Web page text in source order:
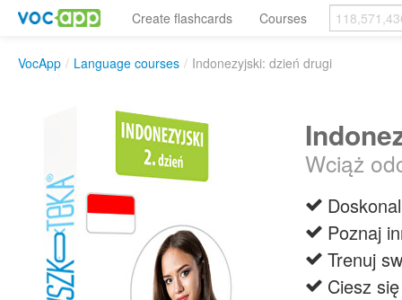
Create flashcards Courses
VocApp / Language courses / Indonezyjski: dzień drugi
Wciąż
Poznaj
Trenuj
Ciesz